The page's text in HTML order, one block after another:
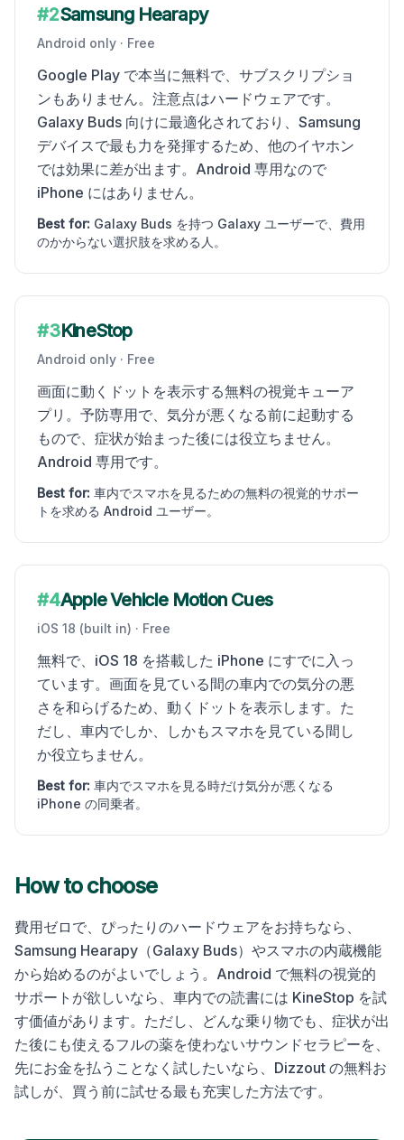
#2Samsung Hearapy
Android only · Free
Google Play で本当に無料で、サブスクリプショ
ンもありません。注意点はハードウェアです。
Galaxy Buds 向けに最適化されており、Samsung
デバイスで最も力を発揮するため、他のイヤホン
では効果に差が出ます。Android 専用なので
iPhone にはありません。
Best for: Galaxy Buds を持つ Galaxy ユーザーで、費用
のかからない選択肢を求める人。
#3KineStop
Android only · Free
画面に動くドットを表示する無料の視覚キューア
プリ。予防専用で、気分が悪くなる前に起動する
もので、症状が始まった後には役立ちません。
Android 専用です。
Best for: 車内でスマホを見るための無料の視覚的サポー
トを求める Android ユーザー。
#4Apple Vehicle Motion Cues
iOS 18 (built in) · Free
無料で、iOS 18 を搭載した iPhone にすでに入っ
ています。画面を見ている間の車内での気分の悪
さを和らげるため、動くドットを表示します。た
だし、車内でしか、しかもスマホを見ている間し
か役立ちません。
Best for: 車内でスマホを見る時だけ気分が悪くなる
iPhone の同乗者。
How to choose
費用ゼロで、ぴったりのハードウェアをお持ちなら、
Samsung Hearapy（Galaxy Buds）やスマホの内蔵機能
から始めるのがよいでしょう。Android で無料の視覚的
サポートが欲しいなら、車内での読書には KineStop を試
す価値があります。ただし、どんな乗り物でも、症状が出
た後にも使えるフルの薬を使わないサウンドセラピーを、
先にお金を払うことなく試したいなら、Dizzout の無料お
試しが、買う前に試せる最も充実した方法です。